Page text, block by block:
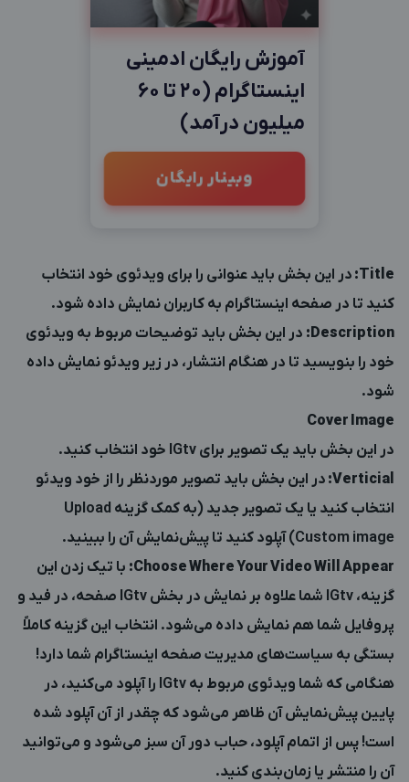
آموزش رایگان ادمینی
اینستاگرام (20 تا 60
میلیون درآمد)
وبینار رایگان
Title
: در این بخش باید عنوانی را برای ویدئوی خود انتخاب
کنید تا در صفحه اینستاگرام به کاربران نمایش داده شود.
Description
: در این بخش باید توضیحات مربوط به ویدئوی
خود را بنویسید تا در هنگام انتشار، در زیر ویدئو نمایش داده
شود.
Cover Image
در این بخش باید یک تصویر برای IGtv خود انتخاب کنید.
Verticial
: در این بخش باید تصویر موردنظر را از خود ویدئو
انتخاب کنید یا یک تصویر جدید (به کمک گزینه Upload
Custom image) آپلود کنید تا پیش‌نمایش آن را ببینید.
Choose Where Your Video Will Appear
: با تیک زدن این
گزینه، IGtv شما علاوه بر نمایش در بخش IGtv صفحه، در فید و
پروفایل شما هم نمایش داده می‌شود. انتخاب این گزینه کاملاً
بستگی به سیاست‌های مدیریت صفحه اینستاگرام شما دارد!
هنگامی که شما ویدئوی مربوط به IGtv را آپلود می‌کنید، در
پایین پیش‌نمایش آن ظاهر می‌شود که چقدر از آن آپلود شده
است! پس از اتمام آپلود، حباب دور آن سبز می‌شود و می‌توانید
آن را منتشر یا زمان‌بندی کنید.